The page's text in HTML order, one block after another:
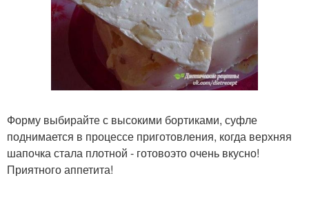
Форму выбирайте с высокими бортиками, суфле
поднимается в процессе приготовления, когда верхняя
шапочка стала плотной - готовоэто очень вкусно!
Приятного аппетита!